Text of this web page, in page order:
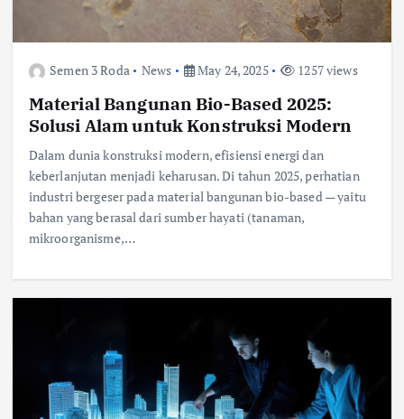
Semen 3 Roda News May 24, 2025 1257 views
Material Bangunan Bio-Based 2025:
Solusi Alam untuk Konstruksi Modern
Dalam dunia konstruksi modern, efisiensi energi dan
keberlanjutan menjadi keharusan. Di tahun 2025, perhatian
industri bergeser pada material bangunan bio-based — yaitu
bahan yang berasal dari sumber hayati (tanaman,
mikroorganisme,…